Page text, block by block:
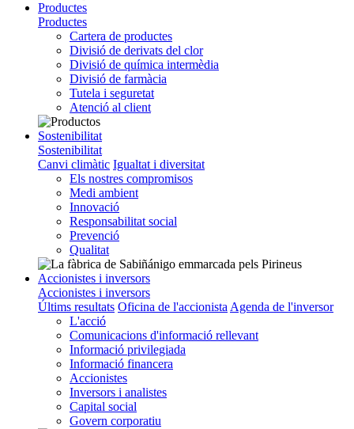
Productes
Productes
Cartera de productes
Divisió de derivats del clor
Divisió de química intermèdia
Divisió de farmàcia
Tutela i seguretat
Atenció al client
Sostenibilitat
Sostenibilitat
Canvi climàtic Igualtat i diversitat
Els nostres compromisos
Medi ambient
Innovació
Responsabilitat social
Prevenció
Qualitat
Accionistes i inversors
Accionistes i inversors
Últims resultats Oficina de l'accionista Agenda de l'inversor
L'acció
Comunicacions d'informació rellevant
Informació privilegiada
Informació financera
Accionistes
Inversors i analistes
Capital social
Govern corporatiu